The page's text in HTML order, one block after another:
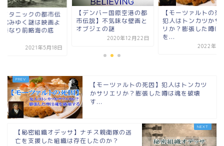
ンバー国際空港の都
説】不気味な壁画と
ジェの謎
【モーツァルトの死因】
犯人はトンカツかサリエ
リか？膨張した噂は魂
【タイタニックの都
説】沈みゆく謎は映
りも奇なり前略海の
よ...
2021年5
【モーツァルトの死因】犯人はトンカツ
かサリエリか？膨張した噂は魂を破壊
す...
【秘密組織オデッサ】ナチス親衛隊の逃
亡を支援した組織は存在したのか？